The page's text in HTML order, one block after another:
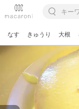
なす きゅうり 大根